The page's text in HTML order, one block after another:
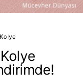
Kolye